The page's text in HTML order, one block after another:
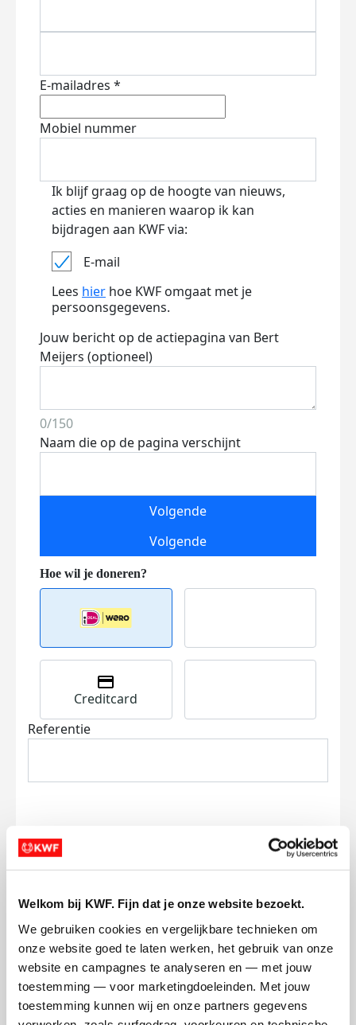
Welkom bij KWF. Fijn dat je onze website bezoekt.
We gebruiken cookies en vergelijkbare technieken om
onze website goed te laten werken, het gebruik van onze
website en campagnes te analyseren en — met jouw
toestemming — voor marketingdoeleinden. Met jouw
toestemming kunnen wij en onze partners gegevens
E-mailadres *
Mobiel nummer
Ik blijf graag op de hoogte van nieuws,
acties en manieren waarop ik kan
bijdragen aan KWF via:
E-mail
Lees hier hoe KWF omgaat met je
persoonsgegevens.
Jouw bericht op de actiepagina van Bert
Meijers (optioneel)
0/150
Naam die op de pagina verschijnt
Volgende
Volgende
Creditcard
Referentie
en betaal €0.75 extra.
Doneer nu